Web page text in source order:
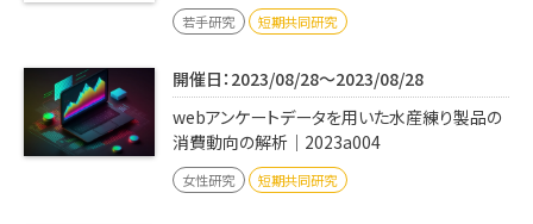
若手研究 短期共同研究
開催日：2023/08/28～2023/08/28
webアンケートデータを用いた水産練り製品の
消費動向の解析｜2023a004
女性研究 短期共同研究